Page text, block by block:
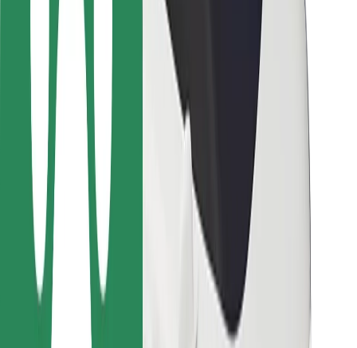
Podrška
Za korisnike
Za vozače
Za dostavljače
Bolt Food
Za vlasnike flota
Za restorane
Bolt for Business
Ostalo
Dobavljači
Kolačići